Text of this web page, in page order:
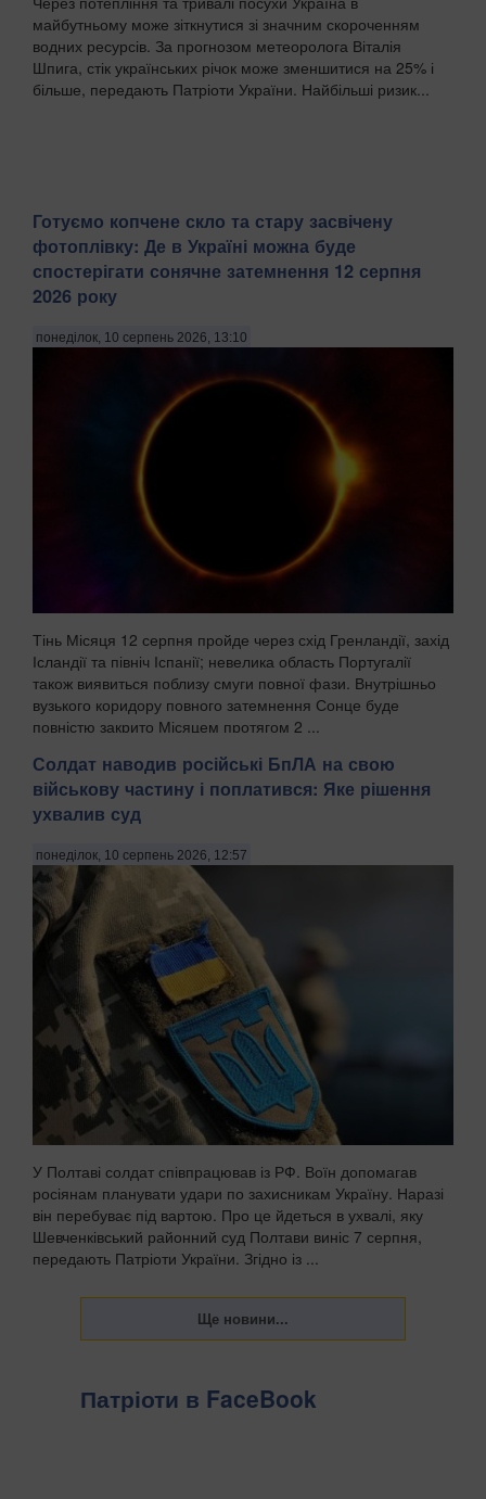
майбутньому може зіткнутися зі значним скороченням
водних ресурсів. За прогнозом метеоролога Віталія
Шпига, стік українських річок може зменшитися на 25% і
більше, передають Патріоти України. Найбільші ризик...
Готуємо копчене скло та стару засвічену
фотоплівку: Де в Україні можна буде
спостерігати сонячне затемнення 12 серпня
2026 року
понеділок, 10 серпень 2026, 13:10
Тінь Місяця 12 серпня пройде через схід Гренландії, захід
Ісландії та північ Іспанії; невелика область Португалії
також виявиться поблизу смуги повної фази. Внутрішньо
вузького коридору повного затемнення Сонце буде
повністю закрито Місяцем протягом 2 ...
Солдат наводив російські БпЛА на свою
військову частину і поплатився: Яке рішення
ухвалив суд
понеділок, 10 серпень 2026, 12:57
У Полтаві солдат співпрацював із РФ. Воїн допомагав
росіянам планувати удари по захисникам Україну. Наразі
він перебуває під вартою. Про це йдеться в ухвалі, яку
Шевченківський районний суд Полтави виніс 7 серпня,
передають Патріоти України. Згідно із ...
Патріоти в FaceBook